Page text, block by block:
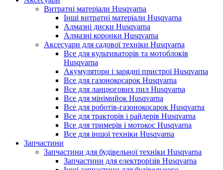
Витратні матеріали Husqvarna
Інші витратні матеріали Husqvarna
Алмазні диски Husqvarna
Алмазні коронки Husqvarna
Аксесуари для садової техніки Husqvarna
Все для культиваторів та мотоблоків
Husqvarna
Акумулятори і зарядні пристрої Husqvarna
Все для газонокосарок Husqvarna
Все для ланцюгових пил Husqvarna
Все для мінімийок Husqvarna
Все для роботів-газонокосарок Husqvarna
Все для тракторів і райдерів Husqvarna
Все для тримерів і мотокос Husqvarna
Все для іншої техніки Husqvarna
Запчастини
Запчастини для будівельної техніки Husqvarna
Запчастини для електрорізів Husqvarna